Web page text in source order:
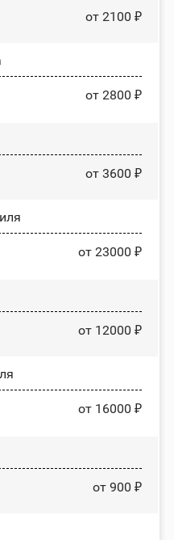
от 2100 ₽
от 2800 ₽
от 3600 ₽
от 23000 ₽
от 12000 ₽
от 16000 ₽
от 900 ₽